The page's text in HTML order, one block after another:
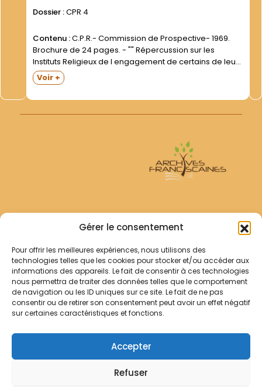
Gérer le consentement
Pour offrir les meilleures expériences, nous utilisons des
technologies telles que les cookies pour stocker et/ou accéder aux
informations des appareils. Le fait de consentir à ces technologies
nous permettra de traiter des données telles que le comportement
de navigation ou les ID uniques sur ce site. Le fait de ne pas
consentir ou de retirer son consentement peut avoir un effet négatif
sur certaines caractéristiques et fonctions.
Accepter
Refuser
Dossier :CPR 4
Contenu :C.P.R.- Commission de Prospective- 1969.
Brochure de 24 pages. - "" Répercussion sur les
Instituts Religieux de l engagement de certains de leurs
membres dans le travail "". Présentation et résultats
des carrefours- Assemblée Générale des 17-19
Voir +
Archives Franciscaines
RECHERCHER
Comment chercher ?
Les archives
Notre démarche
Contact